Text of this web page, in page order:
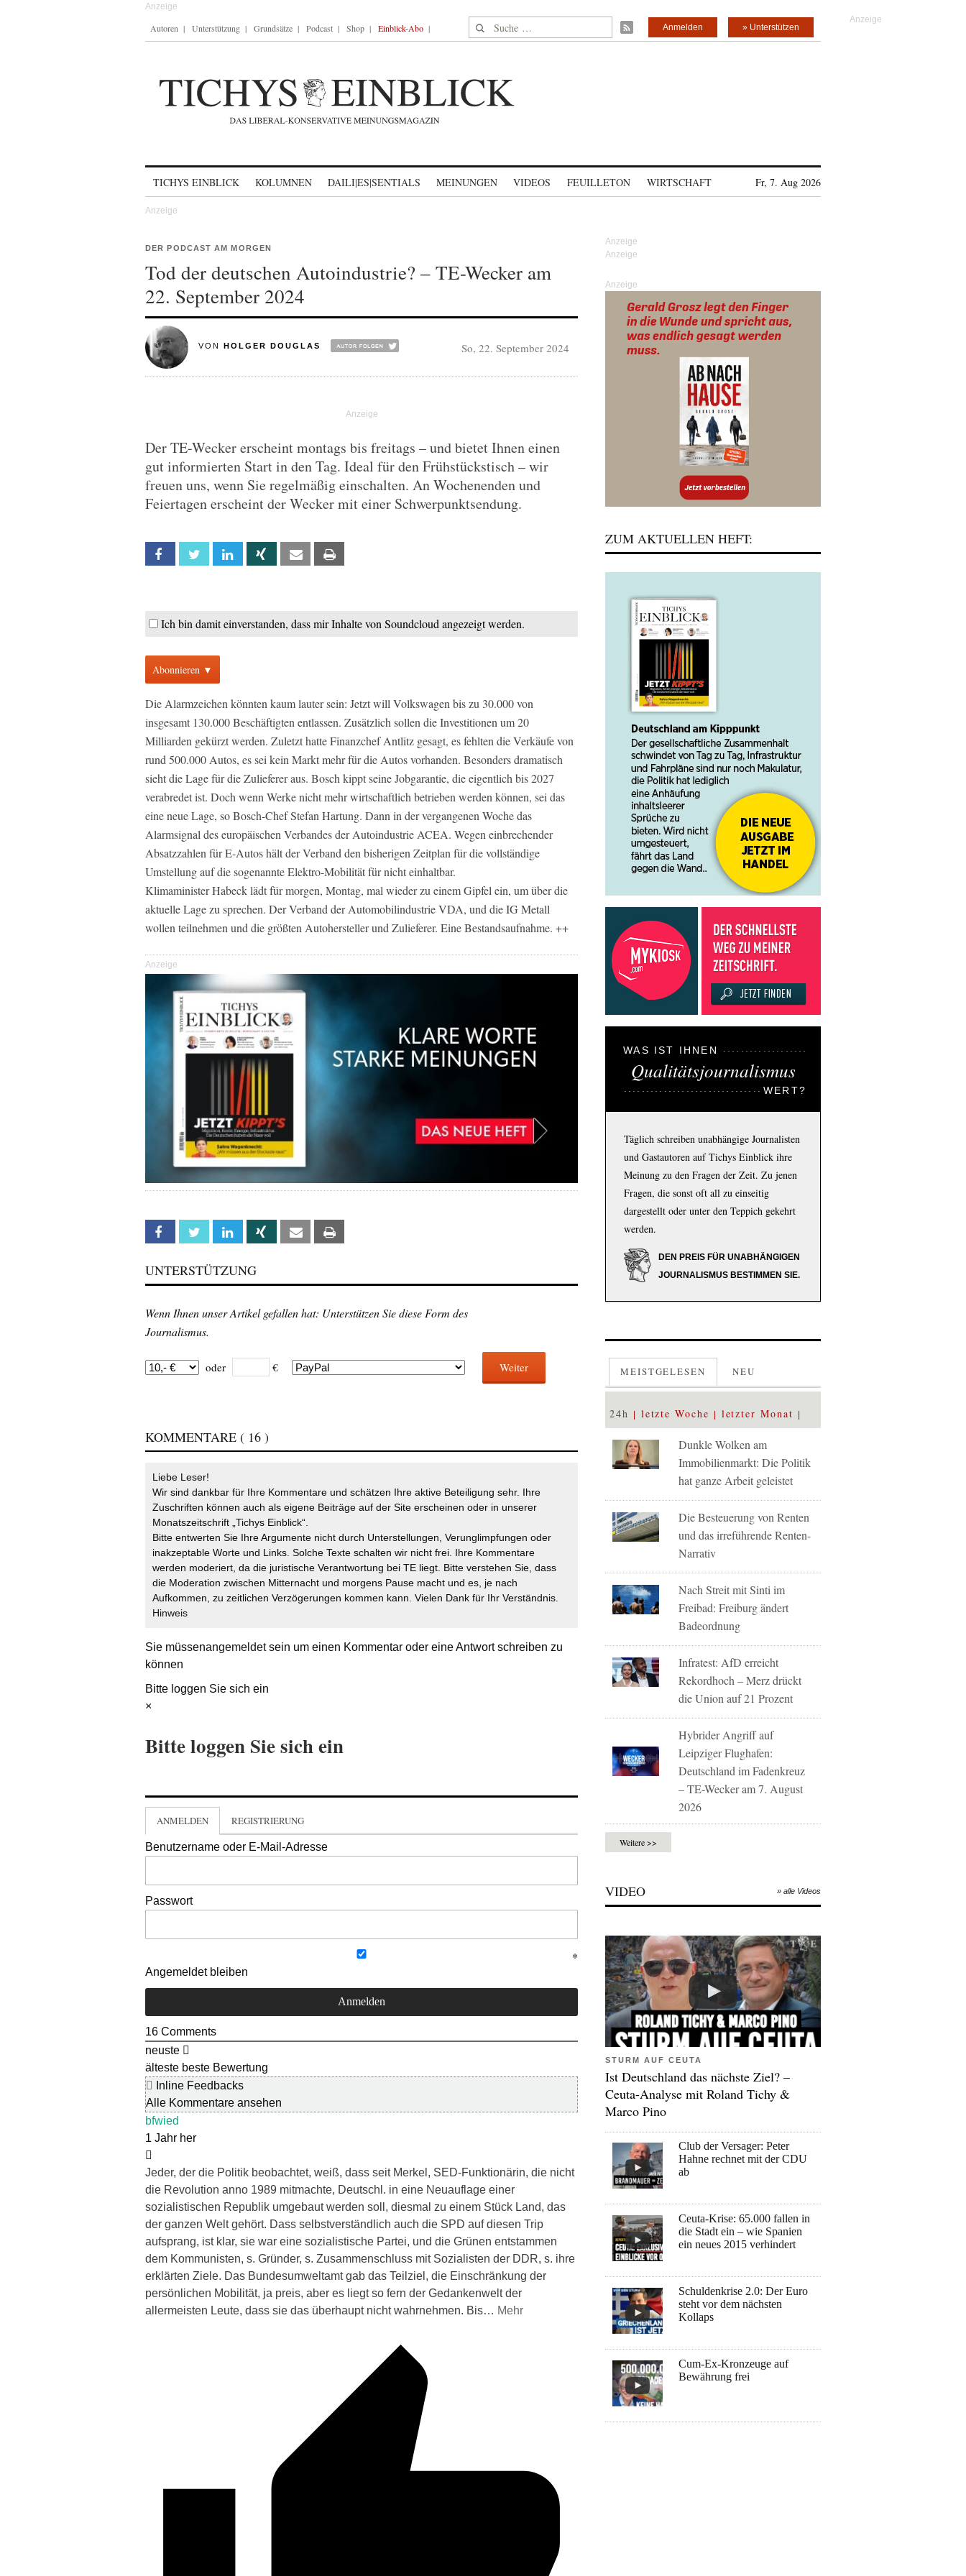
Autoren Unterstützung Grundsätze Podcast Shop Einblick-Abo Suche nach: » Unterstützen
Anmelden
TICHYS EINBLICK KOLUMNEN DAILI|ES|SENTIALS MEINUNGEN VIDEOS FEUILLETON WIRTSCHAFT Fr, 7. Aug 2026
DER PODCAST AM MORGEN
Tod der deutschen Autoindustrie? – TE-Wecker am
22. September 2024
VON HOLGER DOUGLAS So, 22. September 2024
Der TE-Wecker erscheint montags bis freitags – und bietet Ihnen einen
gut informierten Start in den Tag. Ideal für den Frühstückstisch – wir
freuen uns, wenn Sie regelmäßig einschalten. An Wochenenden und
Feiertagen erscheint der Wecker mit einer Schwerpunktsendung.
Facebook Twitter Linkedin Xing Email
Ich bin damit einverstanden, dass mir Inhalte von Soundcloud angezeigt werden.
Abonnieren ▼
Die Alarmzeichen könnten kaum lauter sein: Jetzt will Volkswagen bis zu 30.000 von
insgesamt 130.000 Beschäftigten entlassen. Zusätzlich sollen die Investitionen um 20
Milliarden gekürzt werden. Zuletzt hatte Finanzchef Antlitz gesagt, es fehlten die Verkäufe von
rund 500.000 Autos, es sei kein Markt mehr für die Autos vorhanden. Besonders dramatisch
sieht die Lage für die Zulieferer aus. Bosch kippt seine Jobgarantie, die eigentlich bis 2027
verabredet ist. Doch wenn Werke nicht mehr wirtschaftlich betrieben werden können, sei das
eine neue Lage, so Bosch-Chef Stefan Hartung. Dann in der vergangenen Woche das
Alarmsignal des europäischen Verbandes der Autoindustrie ACEA. Wegen einbrechender
Absatzzahlen für E-Autos hält der Verband den bisherigen Zeitplan für die vollständige
Umstellung auf die sogenannte Elektro-Mobilität für nicht einhaltbar.
Klimaminister Habeck lädt für morgen, Montag, mal wieder zu einem Gipfel ein, um über die
aktuelle Lage zu sprechen. Der Verband der Automobilindustrie VDA, und die IG Metall
wollen teilnehmen und die größten Autohersteller und Zulieferer. Eine Bestandsaufnahme. ++
Anzeige
Facebook Twitter Linkedin Xing Email
UNTERSTÜTZUNG
Wenn Ihnen unser Artikel gefallen hat: Unterstützen Sie diese Form des
Journalismus.
oder € Weiter
KOMMENTARE ( 16 )
Liebe Leser!
Wir sind dankbar für Ihre Kommentare und schätzen Ihre aktive Beteiligung sehr. Ihre
Zuschriften können auch als eigene Beiträge auf der Site erscheinen oder in unserer
Monatszeitschrift „Tichys Einblick“.
Bitte entwerten Sie Ihre Argumente nicht durch Unterstellungen, Verunglimpfungen oder
inakzeptable Worte und Links. Solche Texte schalten wir nicht frei. Ihre Kommentare
werden moderiert, da die juristische Verantwortung bei TE liegt. Bitte verstehen Sie, dass
die Moderation zwischen Mitternacht und morgens Pause macht und es, je nach
Aufkommen, zu zeitlichen Verzögerungen kommen kann. Vielen Dank für Ihr Verständnis.
Hinweis
Sie müssenangemeldetsein um einen Kommentar oder eine Antwort schreiben zu
können
Bitte loggen Sie sich ein
×
Bitte loggen Sie sich ein
ANMELDEN REGISTRIERUNG
Benutzername oder E-Mail-Adresse
Passwort
Angemeldet bleiben
16 Comments
neuste
älteste beste Bewertung
Inline Feedbacks
Alle Kommentare ansehen
bfwied
1 Jahr her
Jeder, der die Politik beobachtet, weiß, dass seit Merkel, SED-Funktionärin, die nicht
die Revolution anno 1989 mitmachte, Deutschl. in eine Neuauflage einer
sozialistischen Republik umgebaut werden soll, diesmal zu einem Stück Land, das
der ganzen Welt gehört. Dass selbstverständlich auch die SPD auf diesen Trip
aufsprang, ist klar, sie war eine sozialistische Partei, und die Grünen entstammen
dem Kommunisten, s. Gründer, s. Zusammenschluss mit Sozialisten der DDR, s. ihre
erklärten Ziele. Das Bundesumweltamt gab das Teilziel, die Einschränkung der
persönlichen Mobilität, ja preis, aber es liegt so fern der Gedankenwelt der
allermeisten Leute, dass sie das überhaupt nicht wahrnehmen. Bis… Mehr
Anzeige
ZUM AKTUELLEN HEFT:
WAS IST IHNEN
Qualitätsjournalismus
WERT?
Täglich schreiben unabhängige Journalisten
und Gastautoren auf Tichys Einblick ihre
Meinung zu den Fragen der Zeit. Zu jenen
Fragen, die sonst oft all zu einseitig
dargestellt oder unter den Teppich gekehrt
werden.
DEN PREIS FÜR UNABHÄNGIGEN
JOURNALISMUS BESTIMMEN SIE.
MEISTGELESEN NEU
24h letzte Woche letzter Monat
Dunkle Wolken am
Immobilienmarkt: Die Politik
hat ganze Arbeit geleistet
Die Besteuerung von Renten
und das irreführende Renten-
Narrativ
Nach Streit mit Sinti im
Freibad: Freiburg ändert
Badeordnung
Infratest: AfD erreicht
Rekordhoch – Merz drückt
die Union auf 21 Prozent
Hybrider Angriff auf
Leipziger Flughafen:
Deutschland im Fadenkreuz
– TE-Wecker am 7. August
2026
Weitere >>
VIDEO » alle Videos
STURM AUF CEUTA
Ist Deutschland das nächste Ziel? –
Ceuta-Analyse mit Roland Tichy &
Marco Pino
Club der Versager: Peter
Hahne rechnet mit der CDU
ab
Ceuta-Krise: 65.000 fallen in
die Stadt ein – wie Spanien
ein neues 2015 verhindert
Schuldenkrise 2.0: Der Euro
steht vor dem nächsten
Kollaps
Cum-Ex-Kronzeuge auf
Bewährung frei